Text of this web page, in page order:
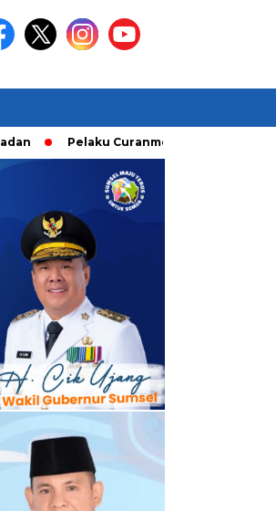
Pelaku Curanmor diringkusi Unit Ranmor